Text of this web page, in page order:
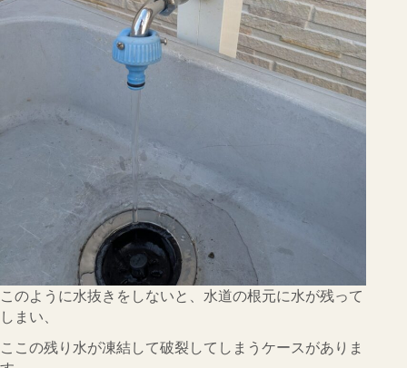
このように水抜きをしないと、水道の根元に水が残って
しまい、
ここの残り水が凍結して破裂してしまうケースがありま